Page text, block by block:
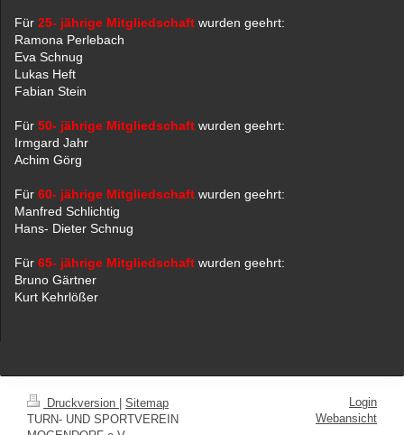
Für 25- jährige Mitgliedschaft wurden geehrt:
Ramona Perlebach
Eva Schnug
Lukas Heft
Fabian Stein
Für 50- jährige Mitgliedschaft wurden geehrt:
Irmgard Jahr
Achim Görg
Für 60- jährige Mitgliedschaft wurden geehrt:
Manfred Schlichtig
Hans- Dieter Schnug
Für 65- jährige Mitgliedschaft wurden geehrt:
Bruno Gärtner
Kurt Kehrlößer
Druckversion
Sitemap
TURN- UND SPORTVEREIN
Login
Webansicht